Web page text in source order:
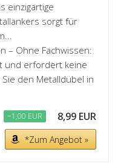
einzigartige
sorgt für
– Ohne Fachwissen:
und erfordert keine
den Metalldübel in
−1,00 EUR 8,99 EUR
*Zum Angebot »